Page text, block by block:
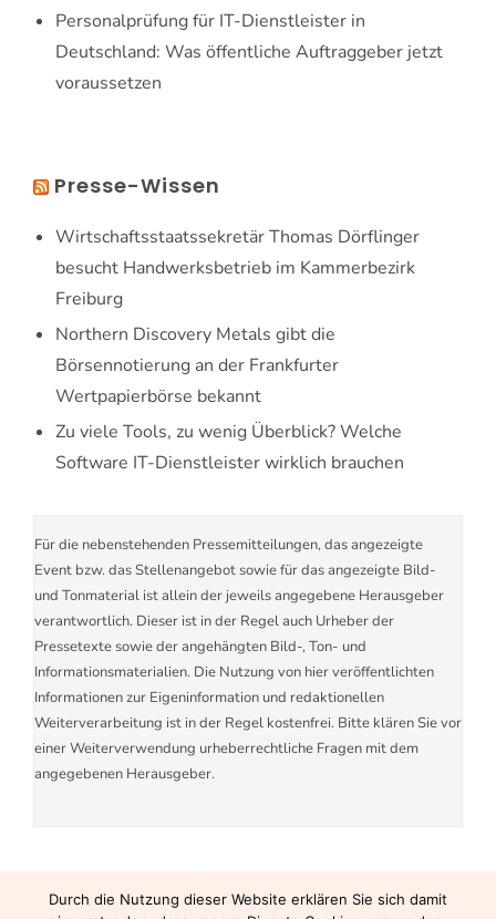
Personalprüfung für IT-Dienstleister in
Deutschland: Was öffentliche Auftraggeber jetzt
voraussetzen
Presse-Wissen
Wirtschaftsstaatssekretär Thomas Dörflinger
besucht Handwerksbetrieb im Kammerbezirk
Freiburg
Northern Discovery Metals gibt die
Börsennotierung an der Frankfurter
Wertpapierbörse bekannt
Zu viele Tools, zu wenig Überblick? Welche
Software IT-Dienstleister wirklich brauchen
Für die nebenstehenden Pressemitteilungen, das angezeigte
Event bzw. das Stellenangebot sowie für das angezeigte Bild-
und Tonmaterial ist allein der jeweils angegebene Herausgeber
verantwortlich. Dieser ist in der Regel auch Urheber der
Pressetexte sowie der angehängten Bild-, Ton- und
Informationsmaterialien. Die Nutzung von hier veröffentlichten
Informationen zur Eigeninformation und redaktionellen
Weiterverarbeitung ist in der Regel kostenfrei. Bitte klären Sie vor
einer Weiterverwendung urheberrechtliche Fragen mit dem
angegebenen Herausgeber.
Durch die Nutzung dieser Website erklären Sie sich damit